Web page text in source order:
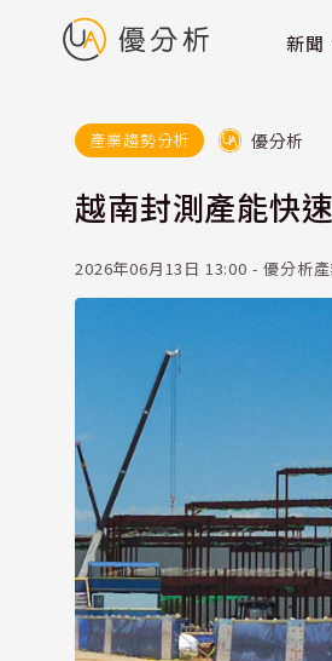
新聞
產業趨勢分析 優分析
越南封測產能快
2026年06月13日 13:00 - 優分析